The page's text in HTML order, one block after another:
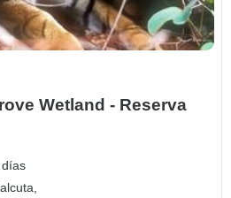
Wetland - Reserva